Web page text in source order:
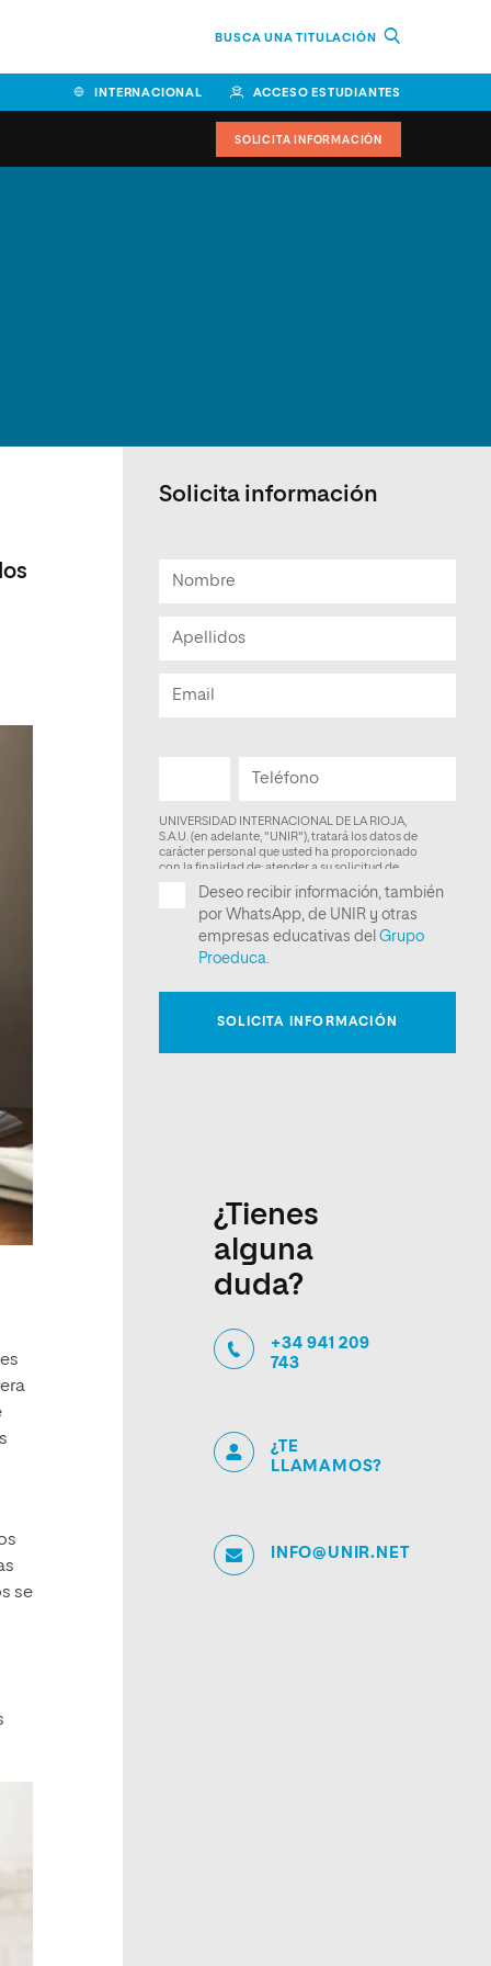
BUSCA UNA TITULACIÓN
INTERNACIONAL ACCESO ESTUDIANTES
y Tecnología (ESIT)
Escuela de Doctorado
SOLICITA INFORMACIÓN
se
Solicita información
¿Tienes
alguna
duda?
+34 941 209
743
¿TE
LLAMAMOS?
INFO@UNIR.NET